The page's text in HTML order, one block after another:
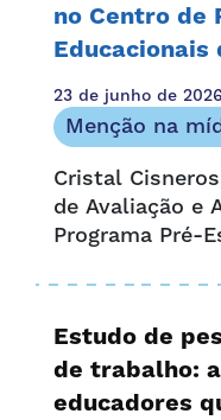
Recursos para
Histórias de
Menção na
Boletim
Oportunidade
Comunicado
Recursos do
Histórias de
Pesquisar
UPK Colorado
no Centro de
Educacionais
23 de junho de 2026
Menção na
Cristal
de Avaliação e
Programa Pré-
recentemente
Estratégicos
Pesquisa de
Harvard,...
Estudo de
de trabalho:
educadores